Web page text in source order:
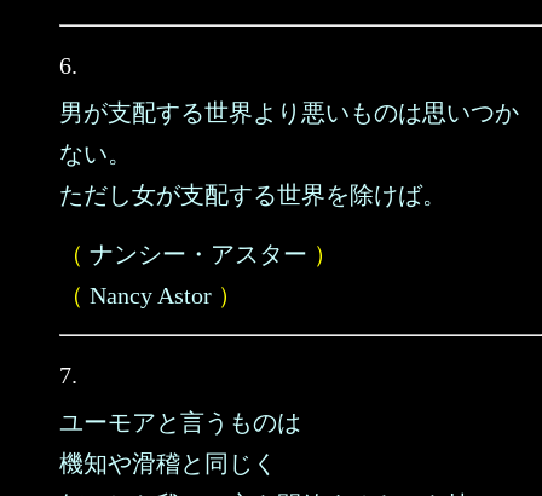
6.
男が支配する世界より悪いものは思いつか
ない。
ただし女が支配する世界を除けば。
（ ナンシー・アスター ）
（ Nancy Astor ）
7.
ユーモアと言うものは
機知や滑稽と同じく